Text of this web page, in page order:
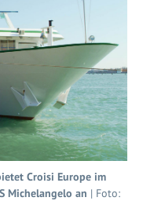
Croisi Europe im
Michelangelo an | Foto: